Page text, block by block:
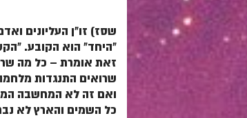
שסז) זו"ן העליונים
"היחד" הוא הקובע.
זאת אומרת – כל מה
שרואים התנגדות
ואם זה לא המחשבה
כל השמים והארץ לא